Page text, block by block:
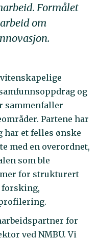
Formålet
om
og
sammenfaller
Partene har
har et felles ønske
med en overordnet,
som ble
for strukturert
forsking,
for
ved NMBU. Vi